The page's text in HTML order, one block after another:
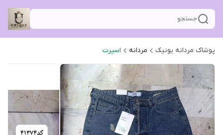
جستجو
پوشاک مردانه یونیک مردانه اسپرت